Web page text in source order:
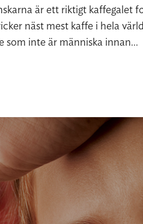
är ett riktigt kaffegalet
näst mest kaffe i hela
som inte är människa innan...